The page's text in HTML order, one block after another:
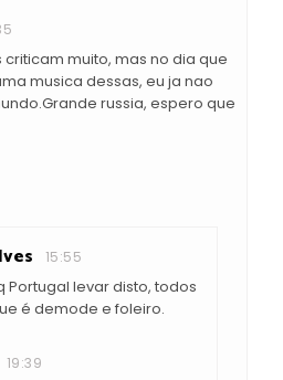
muito, mas no dia que
musica dessas, eu ja nao
russia, espero que
15:55
Portugal levar disto, todos
é demode e foleiro.
19:39